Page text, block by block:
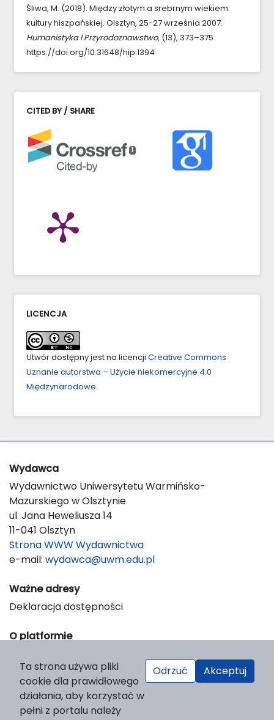
Śliwa, M. (2018). Między złotym a srebrnym wiekiem
kultury hiszpańskiej. Olsztyn, 25-27 września 2007.
Humanistyka I Przyrodoznawstwo, (13), 373–375.
https://doi.org/10.31648/hip.1394
CITED BY / SHARE
1
LICENCJA
Utwór dostępny jest na licencji Creative Commons
Uznanie autorstwa – Użycie niekomercyjne 4.0
Międzynarodowe.
Wydawca
Wydawnictwo Uniwersytetu Warmińsko-
Mazurskiego w Olsztynie
ul. Jana Heweliusza 14
11-041 Olsztyn
Strona WWW Wydawnictwa
e-mail: wydawca@uwm.edu.pl
Ważne adresy
Deklaracja dostępności
O platformie
Support & Customization by LIBCOM
Platform & Workflow by OJS/PKP
Ta strona używa pliki
cookie dla prawidłowego
działania, aby korzystać w
pełni z portalu należy
Odrzuć Akceptuj